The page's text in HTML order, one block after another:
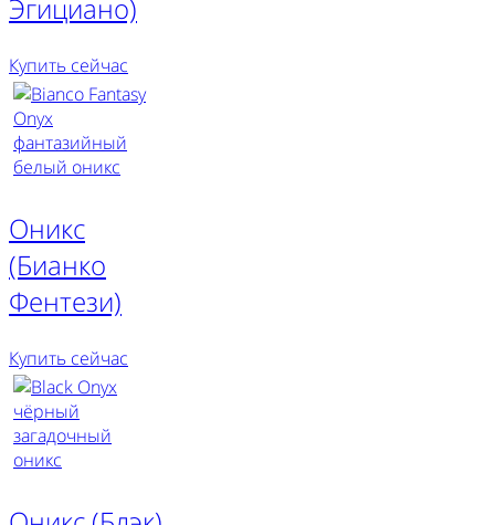
Эгициано)
Купить сейчас
Оникс
(Бианко
Фентези)
Купить сейчас